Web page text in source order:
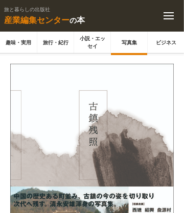
旅と暮らしの出版社
産業編集センターの本
趣味・実用 旅行・紀行
小説・エッ
セイ
写真集 ビジネス